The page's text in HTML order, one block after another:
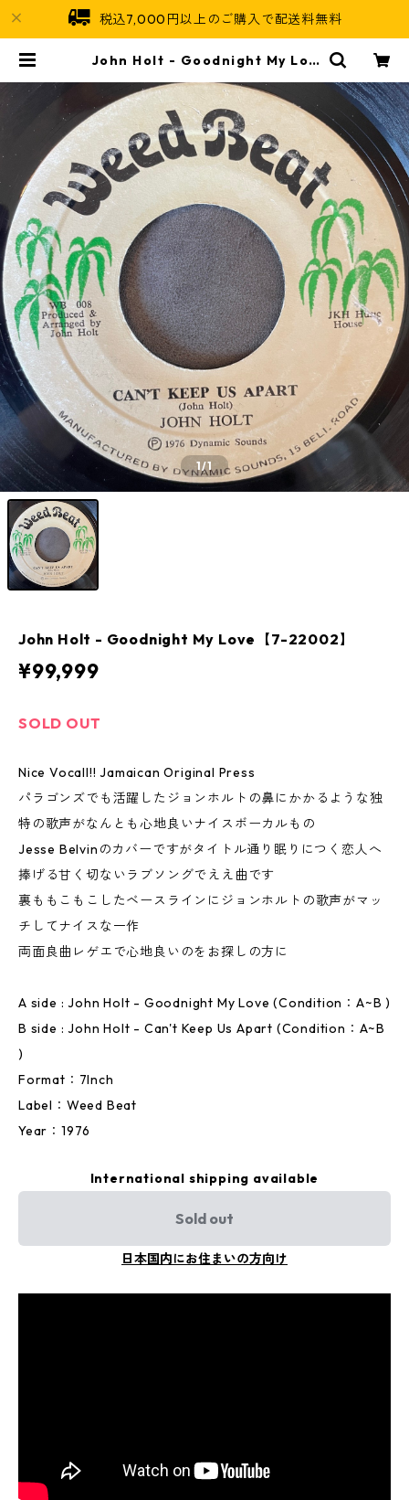
税込7,000円以上のご購入で配送料無料
John Holt - Goodnight My Lov
1/1
John Holt - Goodnight My Love【7-22002】
¥99,999
SOLD OUT
Nice Vocall!! Jamaican Original Press
パラゴンズでも活躍したジョンホルトの鼻にかかるような独
特の歌声がなんとも心地良いナイスボーカルもの
Jesse Belvinのカバーですがタイトル通り眠りにつく恋人へ
捧げる甘く切ないラブソングでええ曲です
裏ももこもこしたベースラインにジョンホルトの歌声がマッ
チしてナイスな一作
両面良曲レゲエで心地良いのをお探しの方に
A side : John Holt - Goodnight My Love (Condition：A~B )
B side : John Holt - Can't Keep Us Apart (Condition：A~B
)
Format：7Inch
Label：Weed Beat
Year：1976
International shipping available
Sold out
日本国内にお住まいの方向け